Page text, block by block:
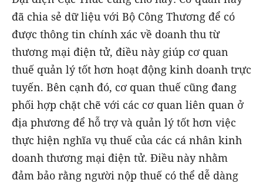
đã chia sẻ dữ liệu với Bộ Công Thương để có
được thông tin chính xác về doanh thu từ
thương mại điện tử, điều này giúp cơ quan
thuế quản lý tốt hơn hoạt động kinh doanh trực
tuyến. Bên cạnh đó, cơ quan thuế cũng đang
phối hợp chặt chẽ với các cơ quan liên quan ở
địa phương để hỗ trợ và quản lý tốt hơn việc
thực hiện nghĩa vụ thuế của các cá nhân kinh
doanh thương mại điện tử. Điều này nhằm
đảm bảo rằng người nộp thuế có thể dễ dàng